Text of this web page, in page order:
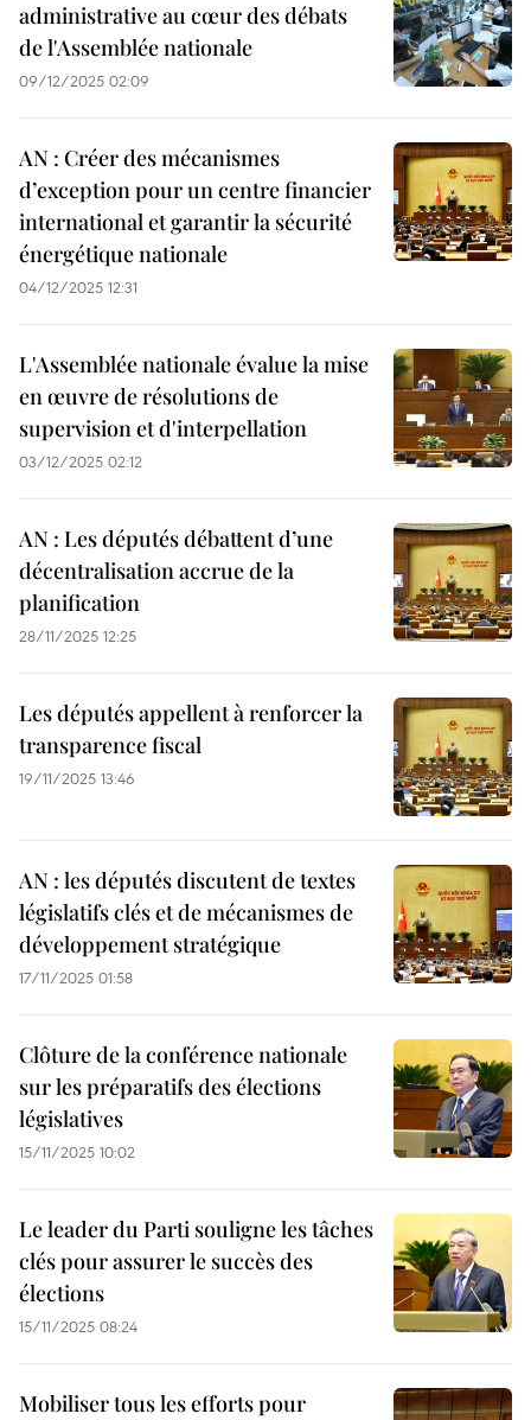
administrative au cœur des débats
de l'Assemblée nationale
09/12/2025 02:09
AN : Créer des mécanismes
d’exception pour un centre financier
international et garantir la sécurité
énergétique nationale
04/12/2025 12:31
L'Assemblée nationale évalue la mise
en œuvre de résolutions de
supervision et d'interpellation
03/12/2025 02:12
AN : Les députés débattent d’une
décentralisation accrue de la
planification
28/11/2025 12:25
Les députés appellent à renforcer la
transparence fiscal
19/11/2025 13:46
AN : les députés discutent de textes
législatifs clés et de mécanismes de
développement stratégique
17/11/2025 01:58
Clôture de la conférence nationale
sur les préparatifs des élections
législatives
15/11/2025 10:02
Le leader du Parti souligne les tâches
clés pour assurer le succès des
élections
15/11/2025 08:24
Mobiliser tous les efforts pour